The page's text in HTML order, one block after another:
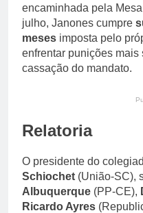
encaminhada pela
julho, Janones cumpre
meses imposta pelo
enfrentar punições mais
cassação do mandato.
Relatoria
O presidente do
Schiochet (União-SC),
Albuquerque (PP-CE),
Ricardo Ayres